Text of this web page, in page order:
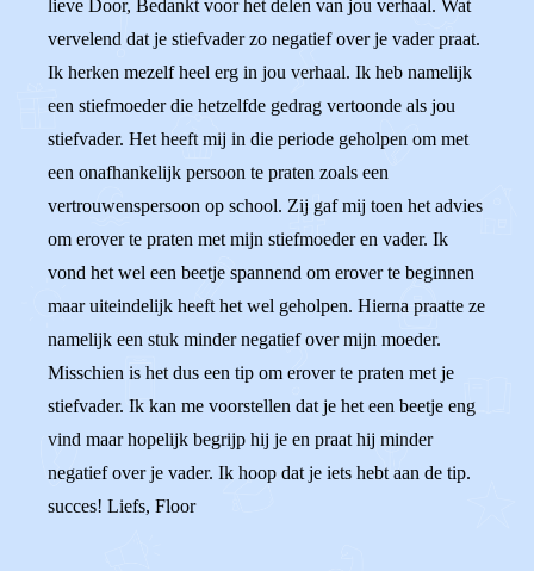
lieve Door, Bedankt voor het delen van jou verhaal. Wat
vervelend dat je stiefvader zo negatief over je vader praat.
Ik herken mezelf heel erg in jou verhaal. Ik heb namelijk
een stiefmoeder die hetzelfde gedrag vertoonde als jou
stiefvader. Het heeft mij in die periode geholpen om met
een onafhankelijk persoon te praten zoals een
vertrouwenspersoon op school. Zij gaf mij toen het advies
om erover te praten met mijn stiefmoeder en vader. Ik
vond het wel een beetje spannend om erover te beginnen
maar uiteindelijk heeft het wel geholpen. Hierna praatte ze
namelijk een stuk minder negatief over mijn moeder.
Misschien is het dus een tip om erover te praten met je
stiefvader. Ik kan me voorstellen dat je het een beetje eng
vind maar hopelijk begrijp hij je en praat hij minder
negatief over je vader. Ik hoop dat je iets hebt aan de tip.
succes! Liefs, Floor